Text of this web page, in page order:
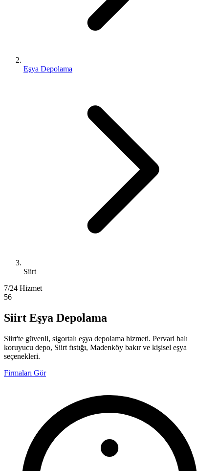
Eşya Depolama
Siirt
7/24 Hizmet
56
Siirt Eşya Depolama
Siirt'te güvenli, sigortalı eşya depolama hizmeti. Pervari balı
koruyucu depo, Siirt fıstığı, Madenköy bakır ve kişisel eşya
seçenekleri.
Firmaları Gör